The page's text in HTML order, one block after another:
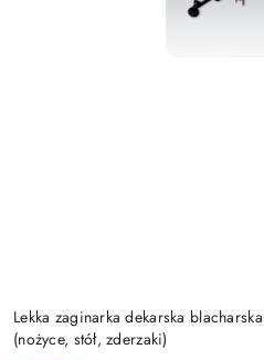
Lekka zaginarka dekarska
(nożyce, stół, zderzaki)